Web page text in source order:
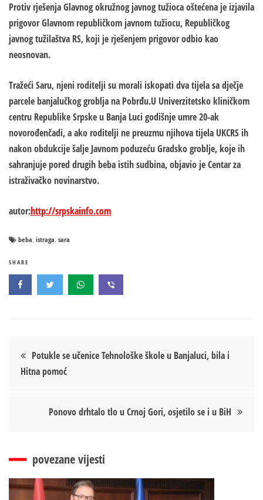
Protiv rješenja Glavnog okružnog javnog tužioca oštećena je izjavila
prigovor Glavnom republičkom javnom tužiocu, Republičkog
javnog tužilaštva RS, koji je rješenjem prigovor odbio kao
neosnovan.
Tražeći Saru, njeni roditelji su morali iskopati dva tijela sa dječje
parcele banjalučkog groblja na Pobrđu.U Univerzitetsko kliničkom
centru Republike Srpske u Banja Luci godišnje umre 20-ak
novorođenčadi, a ako roditelji ne preuzmu njihova tijela UKCRS ih
nakon obdukcije šalje Javnom poduzeću Gradsko groblje, koje ih
sahranjuje pored drugih beba istih sudbina, objavio je Centar za
istraživačko novinarstvo.
autor:http://srpskainfo.com
beba, istraga, sara
SHARE
Кретање
чланка
Potukle se učenice Tehnološke škole u Banjaluci, bila i
Hitna pomoć
Ponovo drhtalo tlo u Crnoj Gori, osjetilo se i u BiH
povezane vijesti